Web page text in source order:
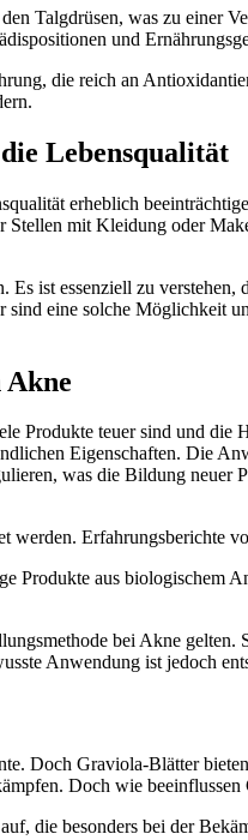
Talgdrüsen, was zu einer
und
die reich an
Lebensqualität
erheblich
mit Kleidung oder
ist essenziell zu
eine solche Möglichkeit
Akne
Produkte teuer sind und
Eigenschaften. Die
was die Bildung neuer
werden. Erfahrungsberichte
aus biologischem
bei Akne
Anwendung ist jedoch
Doch Graviola-Blätter
Doch wie
die besonders bei der